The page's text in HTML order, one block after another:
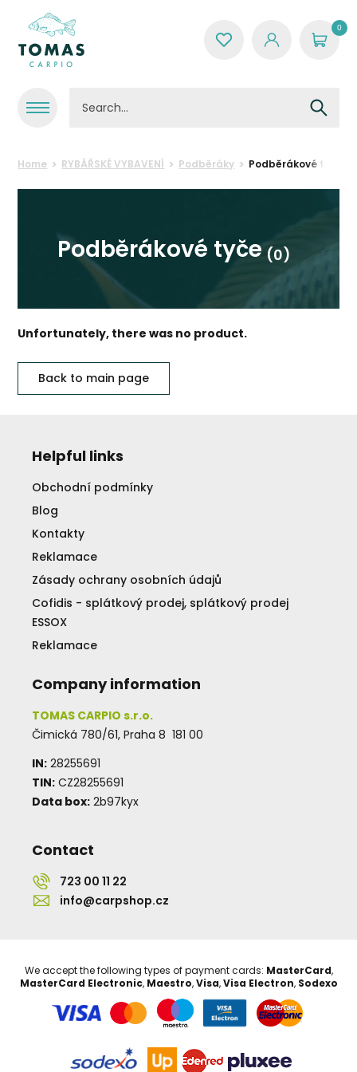
0
Home RYBÁŘSKÉ VYBAVENÍ Podběráky Podběrákové tyče
Podběrákové tyče (0)
Unfortunately, there was no product.
Back to main page
Helpful links
Obchodní podmínky
Blog
Kontakty
Reklamace
Zásady ochrany osobních údajů
Cofidis - splátkový prodej, splátkový prodej
ESSOX
Reklamace
Company information
TOMAS CARPIO s.r.o.
Čimická 780/61, Praha 8 181 00
IN: 28255691
TIN: CZ28255691
Data box: 2b97kyx
Contact
723 00 11 22
info@carpshop.cz
We accept the following types of payment cards: MasterCard,
MasterCard Electronic, Maestro,Visa,Visa Electron, Sodexo